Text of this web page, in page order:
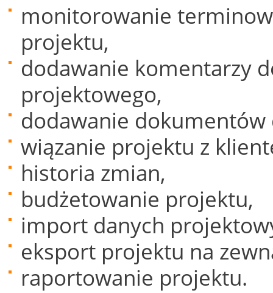
monitorowanie
projektu,
dodawanie komentarzy
projektowego,
dodawanie
wiązanie projektu z
historia zmian,
budżetowanie projektu,
import danych
eksport projektu na
raportowanie projektu.